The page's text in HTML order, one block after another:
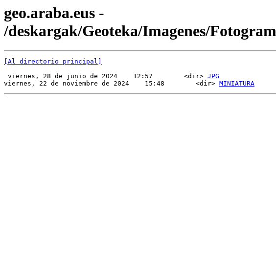
geo.araba.eus -
/deskargak/Geoteka/Imagenes/
[Al directorio principal]
viernes, 28 de junio de 2024    12:57        <dir> JPG
viernes, 22 de noviembre de 2024    15:48        <dir> MINIATURA